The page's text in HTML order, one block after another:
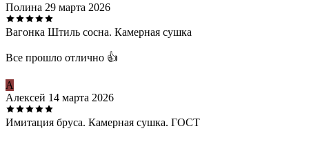
Полина 29 марта 2026
Вагонка Штиль сосна. Камерная сушка
Все прошло отлично 👍
А
Алексей 14 марта 2026
Имитация бруса. Камерная сушка. ГОСТ